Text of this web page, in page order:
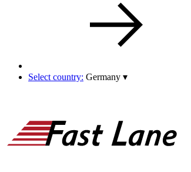
Select country: Germany ▾